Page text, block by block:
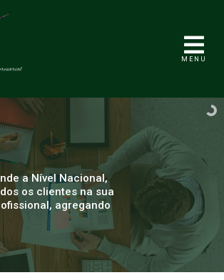
MENU
a Nível Nacional,
os clientes na sua
agregando